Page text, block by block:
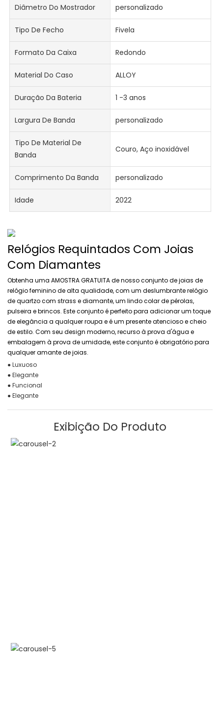
Diâmetro Do Mostrador personalizado
Tipo De Fecho Fivela
Formato Da Caixa Redondo
Material Do Caso ALLOY
Duração Da Bateria 1 -3 anos
Largura De Banda personalizado
Tipo De Material De
Banda
Couro, Aço inoxidável
Comprimento Da Banda personalizado
Idade 2022
Relógios Requintados Com Joias
Com Diamantes
Obtenha uma AMOSTRA GRATUITA de nosso conjunto de joias de
relógio feminino de alta qualidade, com um deslumbrante relógio
de quartzo com strass e diamante, um lindo colar de pérolas,
pulseira e brincos. Este conjunto é perfeito para adicionar um toque
de elegância a qualquer roupa e é um presente atencioso e cheio
de estilo. Com seu design moderno, recurso à prova d'água e
embalagem à prova de umidade, este conjunto é obrigatório para
qualquer amante de joias.
● Luxuoso
● Elegante
● Funcional
● Elegante
Exibição Do Produto